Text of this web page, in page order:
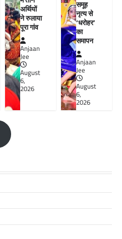
अर्थियों
ने रुलाया
पूरा गांव
Anjaan
Jee
August
6,
2026
समूह
नृत्य से
‘धरोहर’
का
समापन
Anjaan
Jee
August
6,
2026